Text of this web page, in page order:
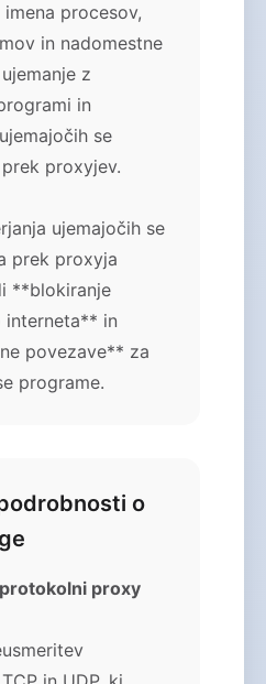
procesov,
in nadomestne
z
in
se
proxyjev.
ujemajočih se
prek proxyja
**blokiranje
in
povezave** za
programe.
o
proxy